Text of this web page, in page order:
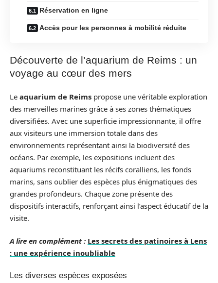
Réservation en ligne
Accès pour les personnes à mobilité réduite
Découverte de l’aquarium de Reims : un
voyage au cœur des mers
Le aquarium de Reims propose une véritable exploration
des merveilles marines grâce à ses zones thématiques
diversifiées. Avec une superficie impressionnante, il offre
aux visiteurs une immersion totale dans des
environnements représentant ainsi la biodiversité des
océans. Par exemple, les expositions incluent des
aquariums reconstituant les récifs coralliens, les fonds
marins, sans oublier des espèces plus énigmatiques des
grandes profondeurs. Chaque zone présente des
dispositifs interactifs, renforçant ainsi l’aspect éducatif de la
visite.
A lire en complément : Les secrets des patinoires à Lens
: une expérience inoubliable
Les diverses espèces exposées